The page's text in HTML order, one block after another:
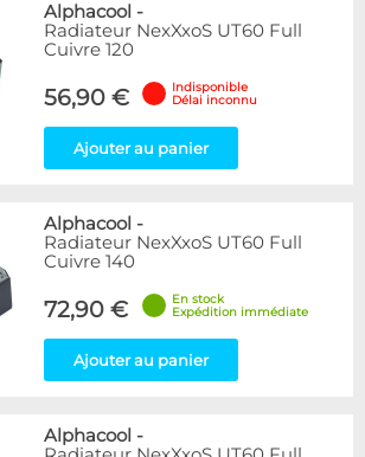
Alphacool -
Radiateur NexXxoS UT60 Full
Cuivre 120
56,90 €
Indisponible
Délai inconnu
Ajouter au panier
Alphacool -
Radiateur NexXxoS UT60 Full
Cuivre 140
72,90 €
En stock
Expédition immédiate
Ajouter au panier
Alphacool -